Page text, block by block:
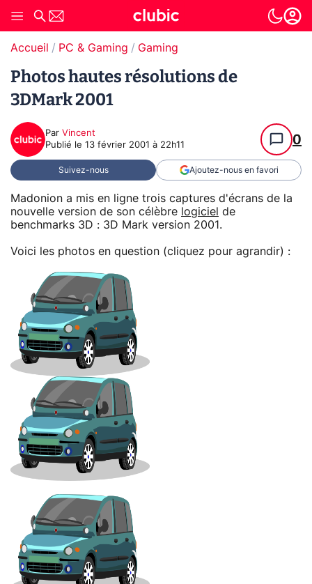
Accueil PC & Gaming Gaming
Photos hautes résolutions de
3DMark 2001
Par Vincent
Publié le 13 février 2001 à 22h11 0
Suivez-nous Ajoutez-nous en favori
Madonion a mis en ligne trois captures d'écrans de la
nouvelle version de son célèbre logiciel de
benchmarks 3D : 3D Mark version 2001.
Voici les photos en question (cliquez pour agrandir) :